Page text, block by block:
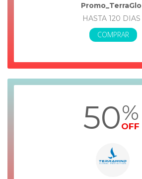
Promo_TerraGlo
HASTA 120 DIAS
COMPRAR
50%
OFF